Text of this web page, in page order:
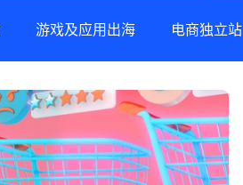
游戏及应用出海 电商独立站